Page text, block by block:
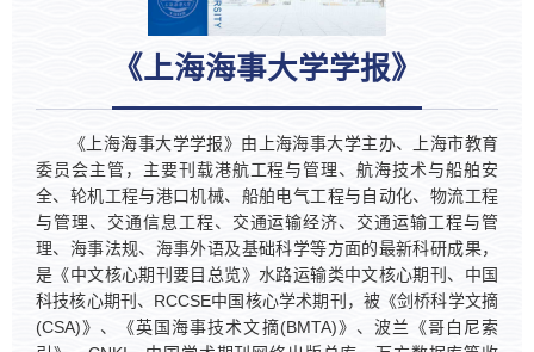
《上海海事大学学报》
《上海海事大学学报》由上海海事大学主办、上海市教育
委员会主管，主要刊载港航工程与管理、航海技术与船舶安
全、轮机工程与港口机械、船舶电气工程与自动化、物流工程
与管理、交通信息工程、交通运输经济、交通运输工程与管
理、海事法规、海事外语及基础科学等方面的最新科研成果，
是《中文核心期刊要目总览》水路运输类中文核心期刊、中国
科技核心期刊、RCCSE中国核心学术期刊，被《剑桥科学文摘
(CSA)》、《英国海事技术文摘(BMTA)》、波兰《哥白尼索